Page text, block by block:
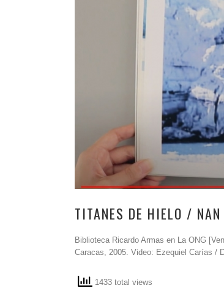
TITANES DE HIELO / NAN
Biblioteca Ricardo Armas en La ONG
Caracas, 2005. Video: Ezequiel Carías /
1433 total views